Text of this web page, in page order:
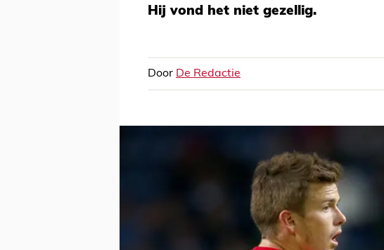
Hij vond het niet gezellig.
Door De Redactie